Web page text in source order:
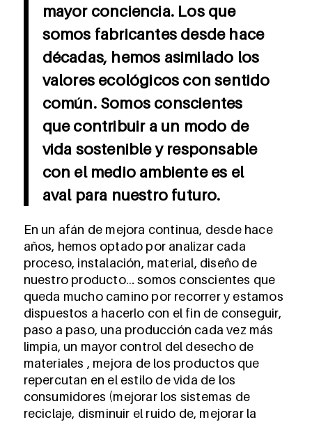
mayor conciencia. Los que
somos fabricantes desde hace
décadas, hemos asimilado los
valores ecológicos con sentido
común. Somos conscientes
que contribuir a un modo de
vida sostenible y responsable
con el medio ambiente es el
aval para nuestro futuro.
En un afán de mejora continua, desde hace
años, hemos optado por analizar cada
proceso, instalación, material, diseño de
nuestro producto… somos conscientes que
queda mucho camino por recorrer y estamos
dispuestos a hacerlo con el fin de conseguir,
paso a paso, una producción cada vez más
limpia, un mayor control del desecho de
materiales , mejora de los productos que
repercutan en el estilo de vida de los
consumidores (mejorar los sistemas de
reciclaje, disminuir el ruido de, mejorar la